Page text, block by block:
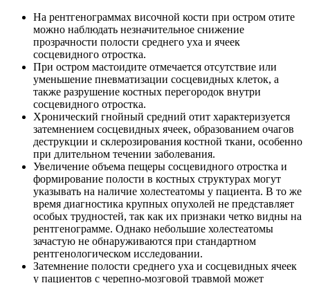
На рентгенограммах височной кости при остром отите
можно наблюдать незначительное снижение
прозрачности полости среднего уха и ячеек
сосцевидного отростка.
При остром мастоидите отмечается отсутствие или
уменьшение пневматизации сосцевидных клеток, а
также разрушение костных перегородок внутри
сосцевидного отростка.
Хронический гнойный средний отит характеризуется
затемнением сосцевидных ячеек, образованием очагов
деструкции и склерозирования костной ткани, особенно
при длительном течении заболевания.
Увеличение объема пещеры сосцевидного отростка и
формирование полости в костных структурах могут
указывать на наличие холестеатомы у пациента. В то же
время диагностика крупных опухолей не представляет
особых трудностей, так как их признаки четко видны на
рентгенограмме. Однако небольшие холестеатомы
зачастую не обнаруживаются при стандартном
рентгенологическом исследовании.
Затемнение полости среднего уха и сосцевидных ячеек
у пациентов с черепно-мозговой травмой может